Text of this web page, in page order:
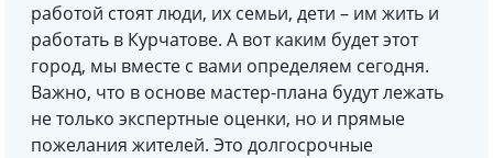
работой стоят люди, их семьи, дети – им жить и
работать в Курчатове. А вот каким будет этот
город, мы вместе с вами определяем сегодня.
Важно, что в основе мастер-плана будут лежать
не только экспертные оценки, но и прямые
пожелания жителей. Это долгосрочные